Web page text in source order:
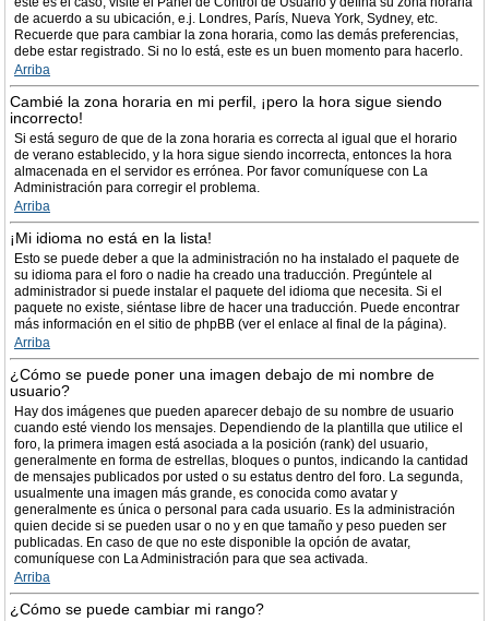
de acuerdo a su ubicación, e.j. Londres, París, Nueva York, Sydney, etc.
Recuerde que para cambiar la zona horaria, como las demás preferencias,
debe estar registrado. Si no lo está, este es un buen momento para hacerlo.
Arriba
Cambié la zona horaria en mi perfil, ¡pero la hora sigue siendo
incorrecto!
Si está seguro de que de la zona horaria es correcta al igual que el horario
de verano establecido, y la hora sigue siendo incorrecta, entonces la hora
almacenada en el servidor es errónea. Por favor comuníquese con La
Administración para corregir el problema.
Arriba
¡Mi idioma no está en la lista!
Esto se puede deber a que la administración no ha instalado el paquete de
su idioma para el foro o nadie ha creado una traducción. Pregúntele al
administrador si puede instalar el paquete del idioma que necesita. Si el
paquete no existe, siéntase libre de hacer una traducción. Puede encontrar
más información en el sitio de phpBB (ver el enlace al final de la página).
Arriba
¿Cómo se puede poner una imagen debajo de mi nombre de
usuario?
Hay dos imágenes que pueden aparecer debajo de su nombre de usuario
cuando esté viendo los mensajes. Dependiendo de la plantilla que utilice el
foro, la primera imagen está asociada a la posición (rank) del usuario,
generalmente en forma de estrellas, bloques o puntos, indicando la cantidad
de mensajes publicados por usted o su estatus dentro del foro. La segunda,
usualmente una imagen más grande, es conocida como avatar y
generalmente es única o personal para cada usuario. Es la administración
quien decide si se pueden usar o no y en que tamaño y peso pueden ser
publicadas. En caso de que no este disponible la opción de avatar,
comuníquese con La Administración para que sea activada.
Arriba
¿Cómo se puede cambiar mi rango?